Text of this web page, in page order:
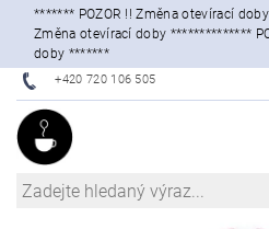
******* POZOR !! Změna otevírací
Změna otevírací doby **************
doby *******
+420 720 106 505